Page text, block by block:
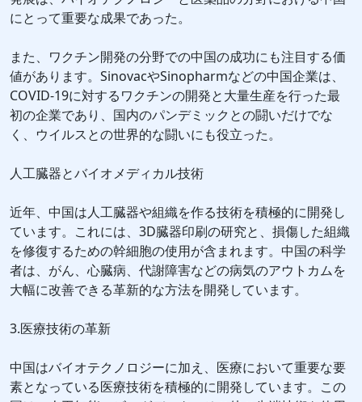
にとって重要な成果であった。
また、ワクチン開発の分野での中国の成功にも注目する価
値があります。SinovacやSinopharmなどの中国企業は、
COVID-19に対するワクチンの開発と大量生産を行った最
初の企業であり、国内のパンデミックとの闘いだけでな
く、ウイルスとの世界的な闘いにも役立った。
人工臓器とバイオメディカル技術
近年、中国は人工臓器や組織を作る技術を積極的に開発し
ています。これには、3D臓器印刷の研究と、損傷した組織
を修復するための幹細胞の使用が含まれます。中国の科学
者は、がん、心臓病、代謝障害などの病気のアウトカムを
大幅に改善できる革新的な方法を開発しています。
3.医療技術の革新
中国はバイオテクノロジーに加え、医療において重要な要
素となっている医療技術を積極的に開発しています。この